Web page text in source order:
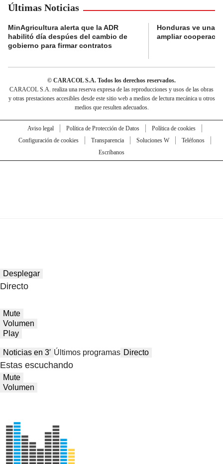
Últimas Noticias
MinAgricultura alerta que la ADR
habilitó día despúes del cambio de
gobierno para firmar contratos
Honduras ve una
ampliar
© CARACOL S.A. Todos los derechos reservados.
CARACOL S.A. realiza una reserva expresa de las reproducciones y usos de las obras
y otras prestaciones accesibles desde este sitio web a medios de lectura mecánica u otros
medios que resulten adecuados.
Aviso legal Política de Protección de Datos
Política de cookies
Configuración de cookies
Transparencia Soluciones W
Teléfonos
Escríbanos
Desplegar
Directo
Mute
Volumen
Play
Noticias en 3′ Últimos programas Directo
Estas escuchando
Mute
Volumen